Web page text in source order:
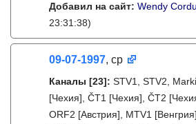
Добавил на сайт: Wendy
23:31:38)
09-07-1997, ср
Каналы [23]: STV1, STV2,
[Чехия], ČT1 [Чехия], ČT2
ORF2 [Австрия], MTV1